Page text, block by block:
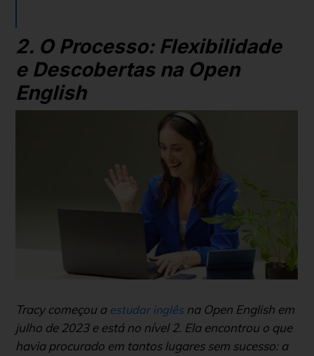
2. O Processo: Flexibilidade
e Descobertas na Open
English
Tracy começou a estudar inglês na Open English em
julho de 2023 e está no nível 2. Ela encontrou o que
havia procurado em tantos lugares sem sucesso: a